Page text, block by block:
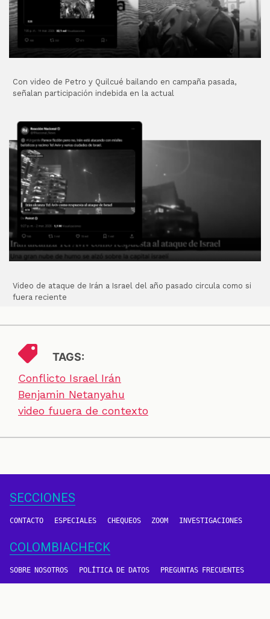
Con video de Petro y Quilcué bailando en campaña pasada,
señalan participación indebida en la actual
Video de ataque de Irán a Israel del año pasado circula como si
fuera reciente
TAGS:
Conflicto Israel Irán
Benjamin Netanyahu
video fuuera de contexto
SECCIONES
CONTACTO ESPECIALES CHEQUEOS ZOOM INVESTIGACIONES
COLOMBIACHECK
SOBRE NOSOTROS POLÍTICA DE DATOS PREGUNTAS FRECUENTES